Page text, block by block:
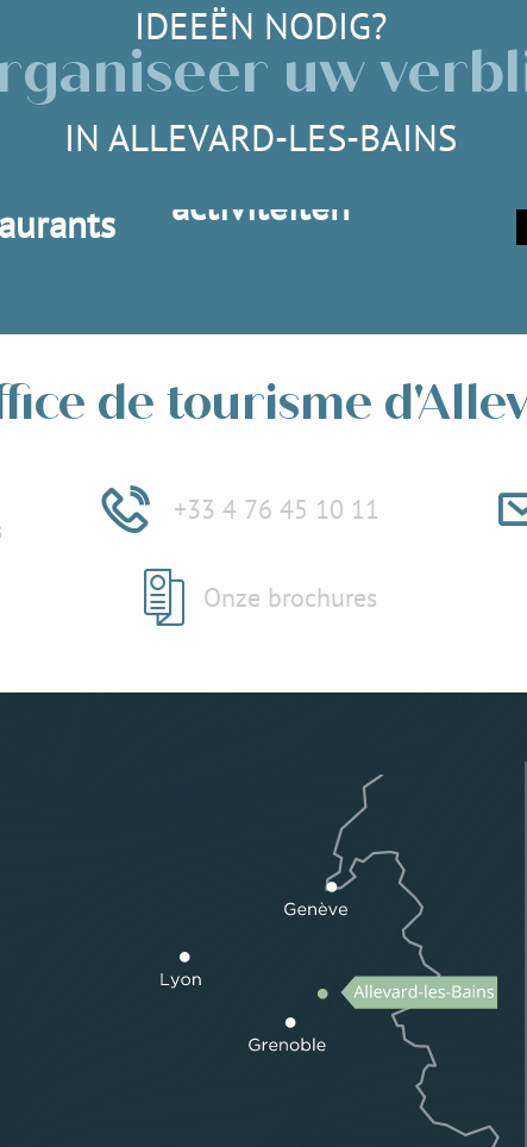
IDEEËN NODIG?
uw
IN ALLEVARD-LES-BAINS
activiteiten
de tourisme
+33 4 76 45 10 11
Onze brochures